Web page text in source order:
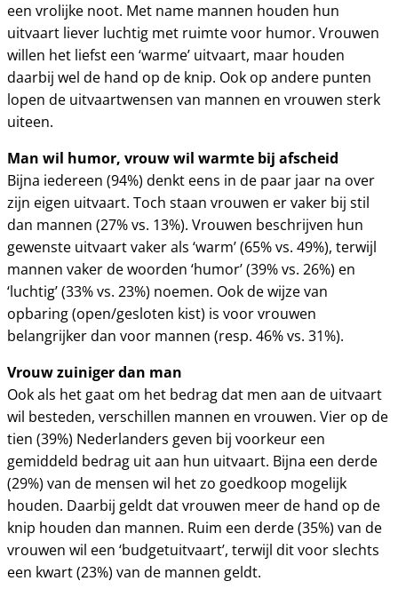
een vrolijke noot. Met name mannen houden hun
uitvaart liever luchtig met ruimte voor humor. Vrouwen
willen het liefst een ‘warme’ uitvaart, maar houden
daarbij wel de hand op de knip. Ook op andere punten
lopen de uitvaartwensen van mannen en vrouwen sterk
uiteen.
Man wil humor, vrouw wil warmte bij afscheid
Bijna iedereen (94%) denkt eens in de paar jaar na over
zijn eigen uitvaart. Toch staan vrouwen er vaker bij stil
dan mannen (27% vs. 13%). Vrouwen beschrijven hun
gewenste uitvaart vaker als ‘warm’ (65% vs. 49%), terwijl
mannen vaker de woorden ‘humor’ (39% vs. 26%) en
‘luchtig’ (33% vs. 23%) noemen. Ook de wijze van
opbaring (open/gesloten kist) is voor vrouwen
belangrijker dan voor mannen (resp. 46% vs. 31%).
Vrouw zuiniger dan man
Ook als het gaat om het bedrag dat men aan de uitvaart
wil besteden, verschillen mannen en vrouwen. Vier op de
tien (39%) Nederlanders geven bij voorkeur een
gemiddeld bedrag uit aan hun uitvaart. Bijna een derde
(29%) van de mensen wil het zo goedkoop mogelijk
houden. Daarbij geldt dat vrouwen meer de hand op de
knip houden dan mannen. Ruim een derde (35%) van de
vrouwen wil een ‘budgetuitvaart’, terwijl dit voor slechts
een kwart (23%) van de mannen geldt.